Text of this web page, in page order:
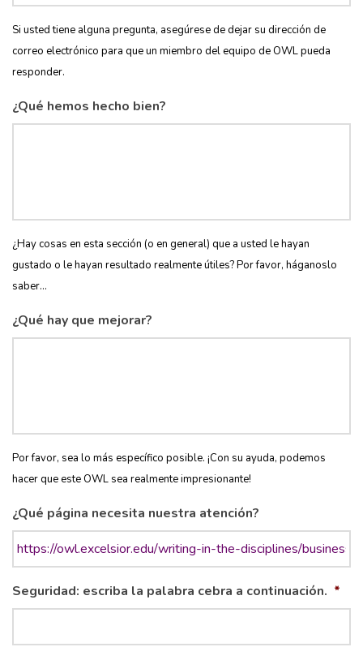
Si usted tiene alguna pregunta, asegúrese de dejar su dirección de
correo electrónico para que un miembro del equipo de OWL pueda
responder.
¿Qué hemos hecho bien?
¿Hay cosas en esta sección (o en general) que a usted le hayan
gustado o le hayan resultado realmente útiles? Por favor, háganoslo
saber...
¿Qué hay que mejorar?
Por favor, sea lo más específico posible. ¡Con su ayuda, podemos
hacer que este OWL sea realmente impresionante!
¿Qué página necesita nuestra atención?
Seguridad: escriba la palabra cebra a continuación. *